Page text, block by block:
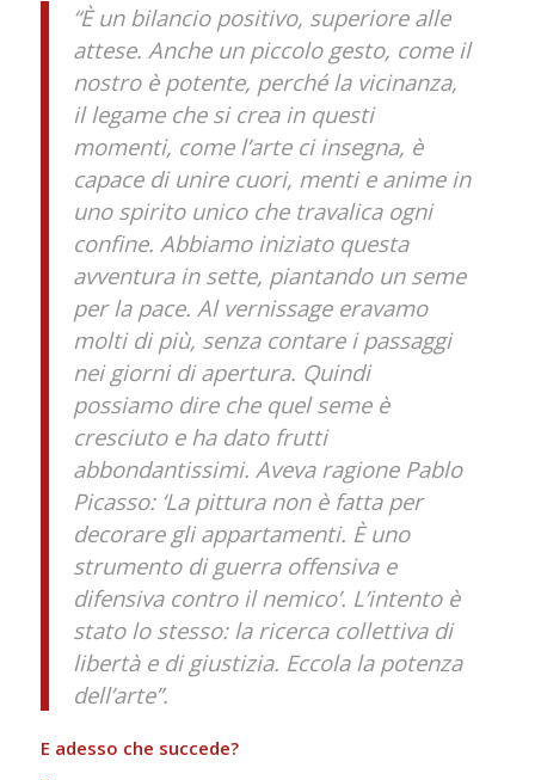
“È un bilancio positivo, superiore alle
attese. Anche un piccolo gesto, come il
nostro è potente, perché la vicinanza,
il legame che si crea in questi
momenti, come l’arte ci insegna, è
capace di unire cuori, menti e anime in
uno spirito unico che travalica ogni
confine. Abbiamo iniziato questa
avventura in sette, piantando un seme
per la pace. Al vernissage eravamo
molti di più, senza contare i passaggi
nei giorni di apertura. Quindi
possiamo dire che quel seme è
cresciuto e ha dato frutti
abbondantissimi. Aveva ragione Pablo
Picasso: ‘La pittura non è fatta per
decorare gli appartamenti. È uno
strumento di guerra offensiva e
difensiva contro il nemico’. L’intento è
stato lo stesso: la ricerca collettiva di
libertà e di giustizia. Eccola la potenza
dell’arte”.
E adesso che succede?